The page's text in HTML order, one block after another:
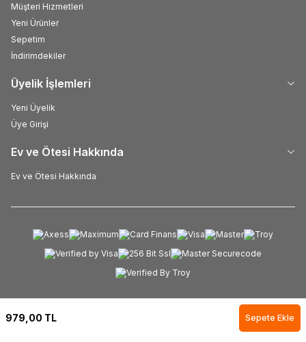
979,00 TL Sepete Ekle
Müşteri Hizmetleri
Yeni Ürünler
Sepetim
İndirimdekiler
Üyelik İşlemleri
Yeni Üyelik
Üye Girişi
Ev ve Ötesi Hakkında
Ev ve Ötesi Hakkında